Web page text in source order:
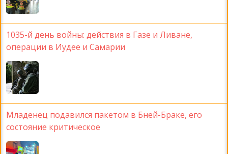
1035-й день войны: действия в Газе и Ливане,
операции в Иудее и Самарии
Младенец подавился пакетом в Бней-Браке, его
состояние критическое